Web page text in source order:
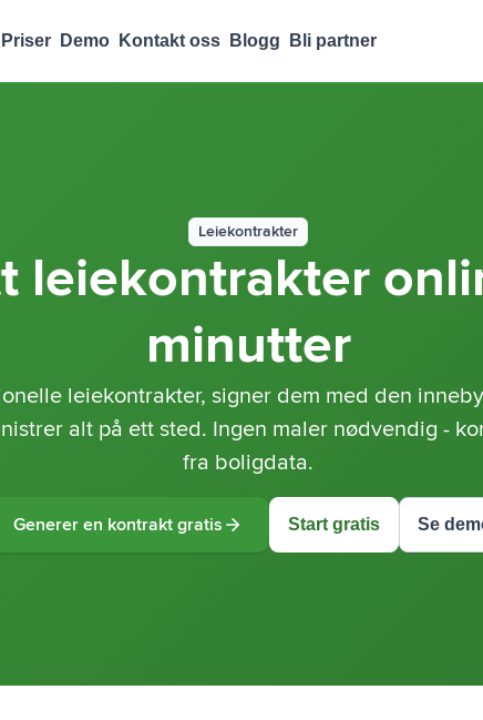
Priser Demo Kontakt oss Blogg Bli partner
Leiekontrakter
leiekontrakter
minutter
leiekontrakter, signer dem med den
alt på ett sted. Ingen maler nødvendig -
fra boligdata.
Generer en kontrakt gratis Start gratis Se